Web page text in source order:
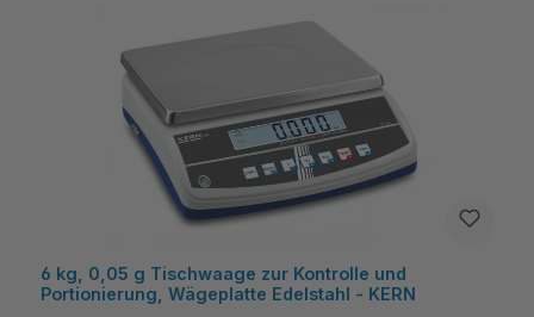
6 kg, 0,05 g Tischwaage zur Kontrolle und
Portionierung, Wägeplatte Edelstahl - KERN